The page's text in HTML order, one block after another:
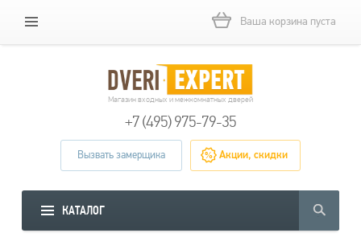
Ваша корзина пуста
Магазин входных и межкомнатных дверей
+7 (495) 975-79-35
Вызвать замерщика Акции, скидки
КАТАЛОГ